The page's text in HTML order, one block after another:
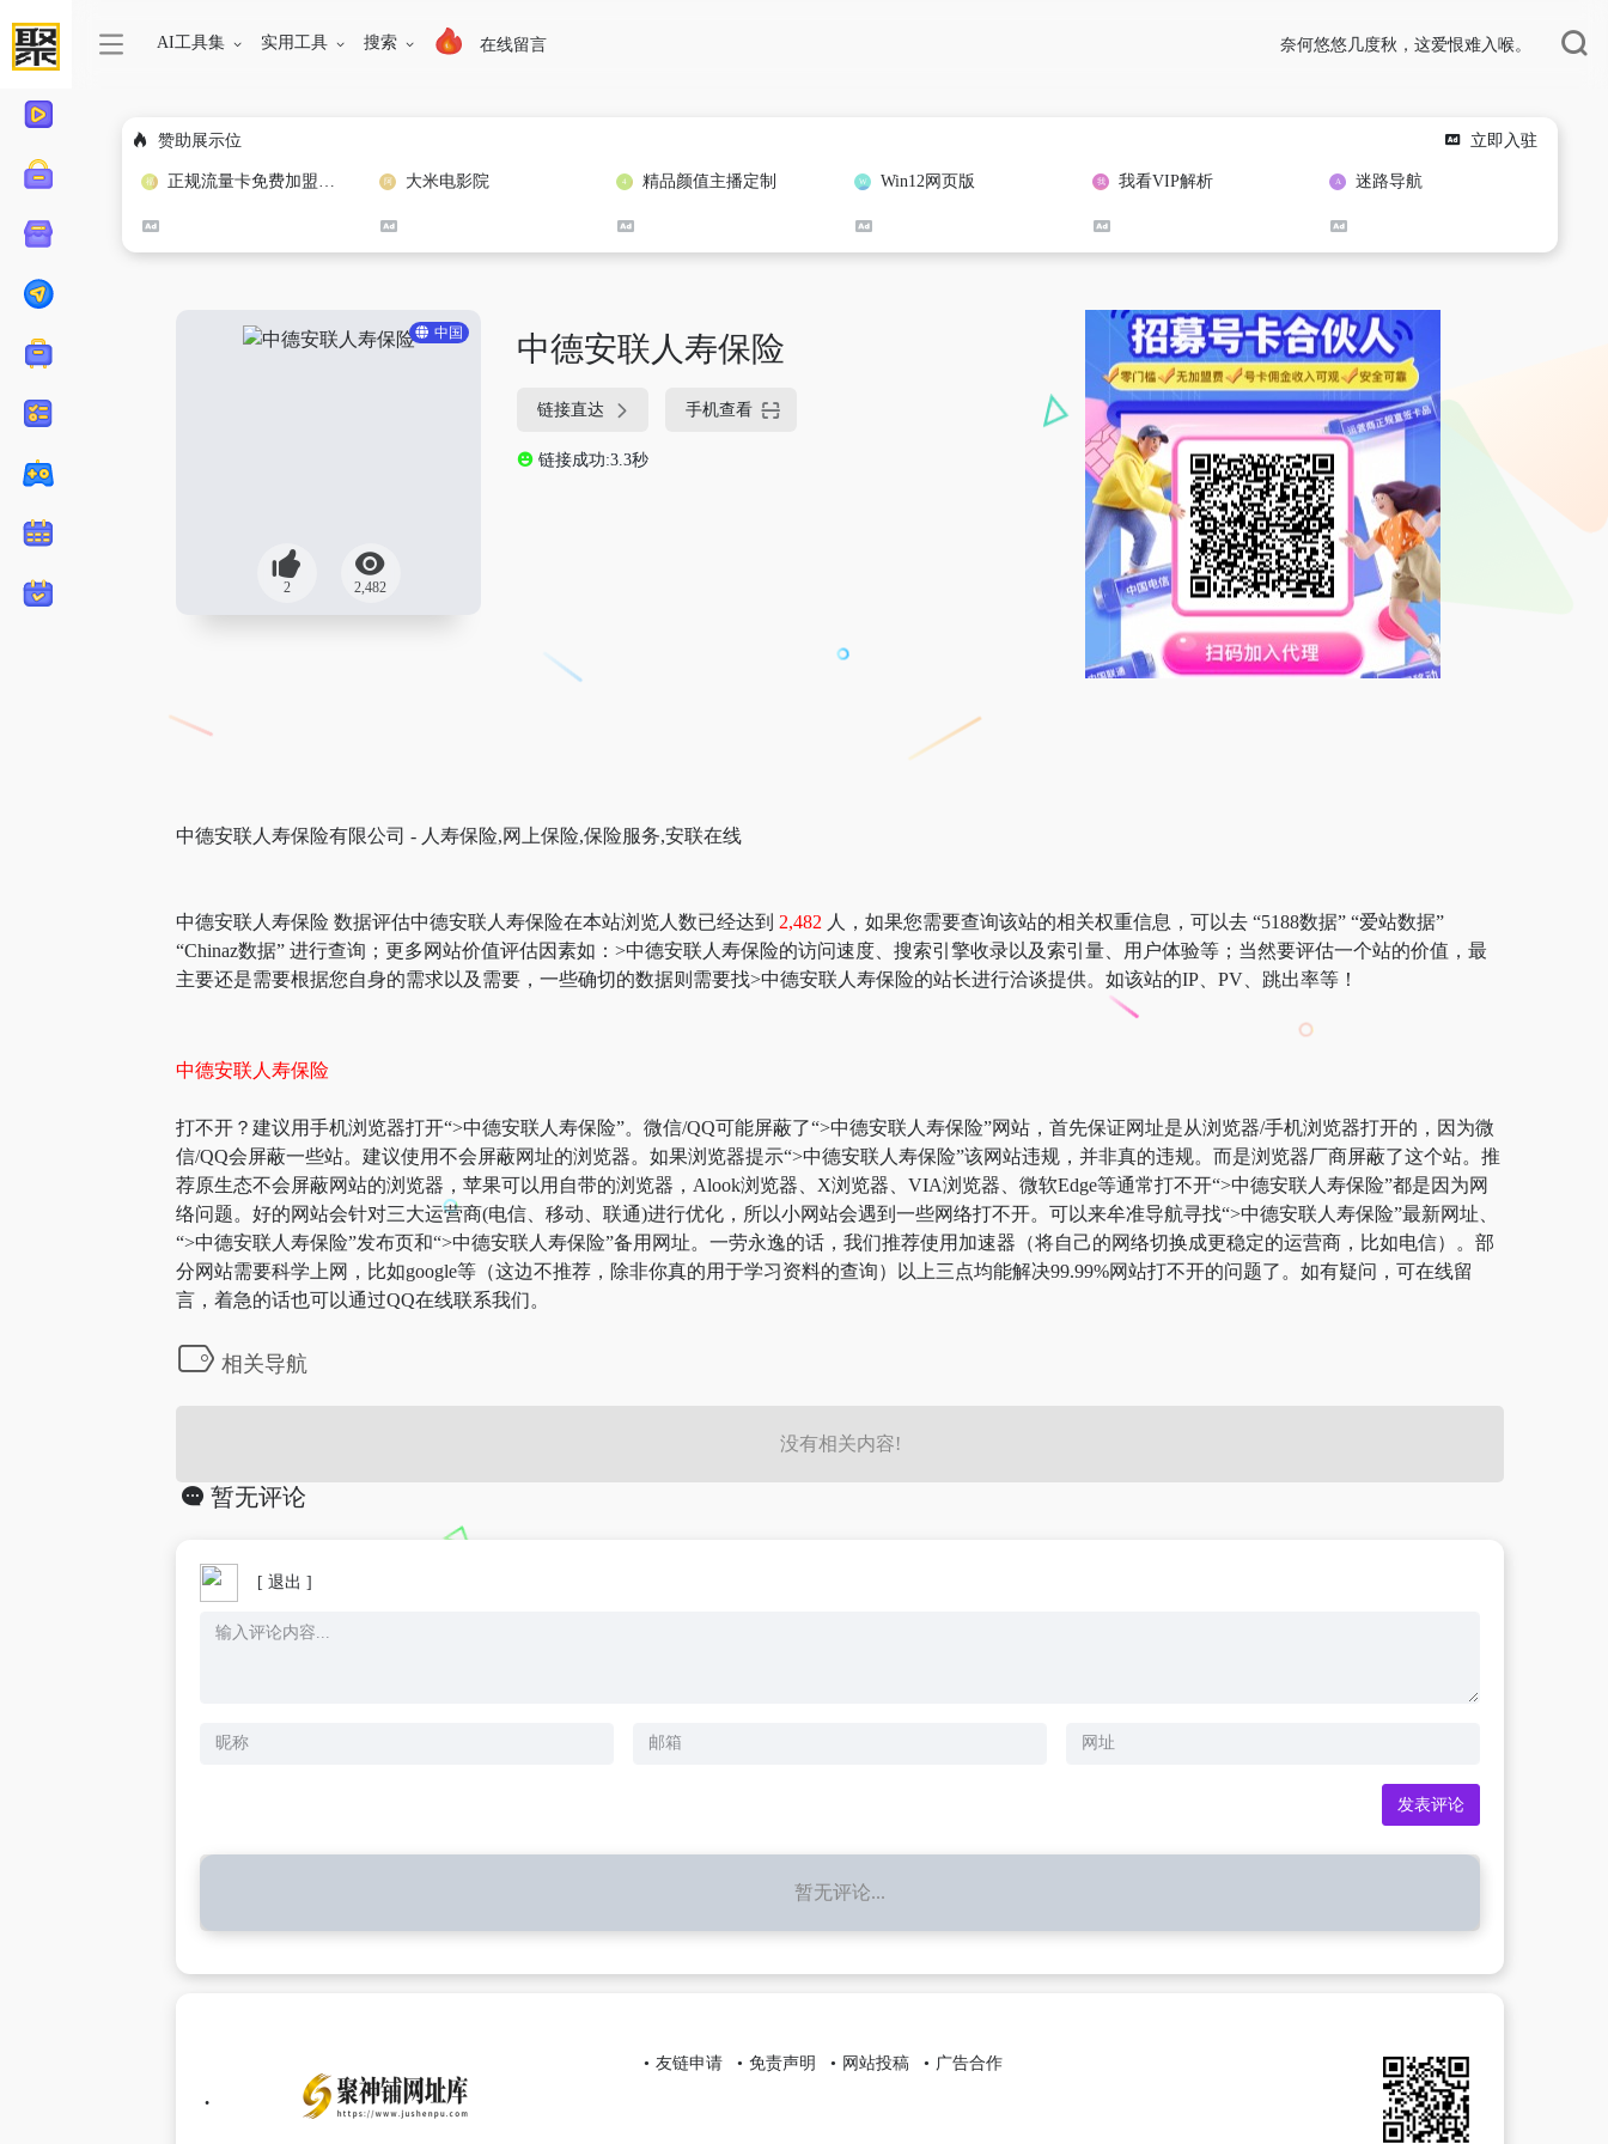
AI工具集 实用工具 搜索 在线留言 奈何悠悠几度秋，这爱恨难入喉。
赞助展示位 立即入驻
正规流量卡免费加盟合作 大米电影院 精品颜值主播定制 Win12网页版 我看VIP解析 迷路导航
中国
2 2,482
中德安联人寿保险
链接直达 手机查看
链接成功:3.3秒
中德安联人寿保险有限公司 - 人寿保险,网上保险,保险服务,安联在线
中德安联人寿保险 数据评估中德安联人寿保险在本站浏览人数已经达到 2,482 人，如果您需要查询该站的相关权重信息，可以去 “5188数据” “爱站数据”
“Chinaz数据” 进行查询；更多网站价值评估因素如：>中德安联人寿保险的访问速度、搜索引擎收录以及索引量、用户体验等；当然要评估一个站的价值，最
主要还是需要根据您自身的需求以及需要，一些确切的数据则需要找>中德安联人寿保险的站长进行洽谈提供。如该站的IP、PV、跳出率等！
中德安联人寿保险
打不开？建议用手机浏览器打开“>中德安联人寿保险”。微信/QQ可能屏蔽了“>中德安联人寿保险”网站，首先保证网址是从浏览器/手机浏览器打开的，因为微
信/QQ会屏蔽一些站。建议使用不会屏蔽网址的浏览器。如果浏览器提示“>中德安联人寿保险”该网站违规，并非真的违规。而是浏览器厂商屏蔽了这个站。推
荐原生态不会屏蔽网站的浏览器，苹果可以用自带的浏览器，Alook浏览器、X浏览器、VIA浏览器、微软Edge等通常打不开“>中德安联人寿保险”都是因为网
络问题。好的网站会针对三大运营商(电信、移动、联通)进行优化，所以小网站会遇到一些网络打不开。可以来牟准导航寻找“>中德安联人寿保险”最新网址、
“>中德安联人寿保险”发布页和“>中德安联人寿保险”备用网址。一劳永逸的话，我们推荐使用加速器（将自己的网络切换成更稳定的运营商，比如电信）。部
分网站需要科学上网，比如google等（这边不推荐，除非你真的用于学习资料的查询）以上三点均能解决99.99%网站打不开的问题了。如有疑问，可在线留
言，着急的话也可以通过QQ在线联系我们。
相关导航
没有相关内容!
暂无评论
[ 退出 ]
暂无评论...
友链申请 免责声明 网站投稿 广告合作